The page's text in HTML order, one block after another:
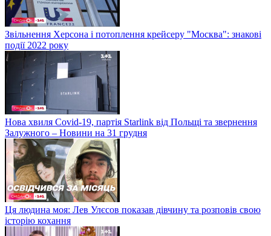
Звільнення Херсона і потоплення крейсеру "Москва": знакові
події 2022 року
Нова хвиля Covid-19, партія Starlink від Польщі та звернення
Залужного – Новини на 31 грудня
Ця людина моя: Лев Улєсов показав дівчину та розповів свою
історію кохання